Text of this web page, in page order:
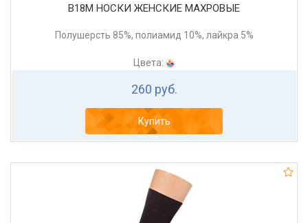
В18М НОСКИ ЖЕНСКИЕ МАХРОВЫЕ
Полушерсть 85%, полиамид 10%, лайкра 5%
Цвета:
260 руб.
Купить